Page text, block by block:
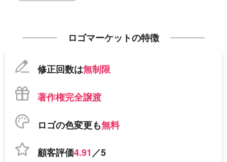
ロゴマーケットの特徴
修正回数は無制限
著作権完全譲渡
ロゴの色変更も無料
顧客評価4.91／5